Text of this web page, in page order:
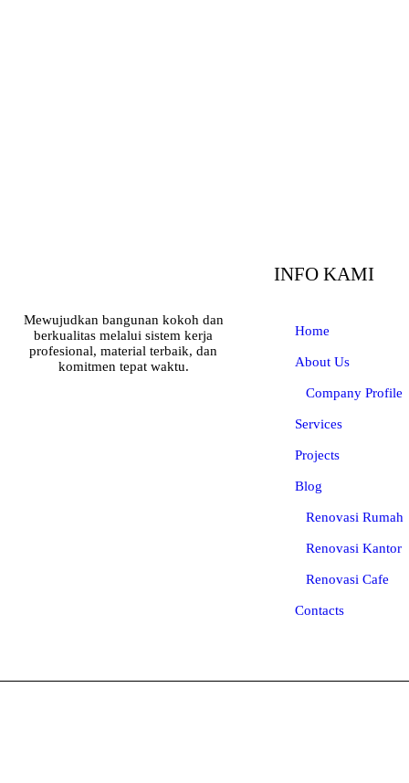
Mewujudkan bangunan kokoh dan
berkualitas melalui sistem kerja
profesional, material terbaik, dan
komitmen tepat waktu.
INFO KAMI
Home
About Us
Company Profile
Services
Projects
Blog
Renovasi Rumah
Renovasi Kantor
Renovasi Cafe
Contacts